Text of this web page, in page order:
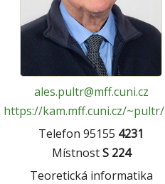
ales.pultr@mff.cuni.cz
https://kam.mff.cuni.cz/~pultr/
Telefon 95155 4231
MístnostS 224
Teoretická informatika